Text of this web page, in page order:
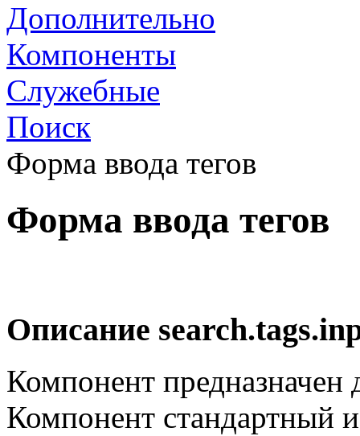
Дополнительно
Компоненты
Служебные
Поиск
Форма ввода тегов
Форма ввода тегов
Описание
Компонент предназначен
Компонент стандартный